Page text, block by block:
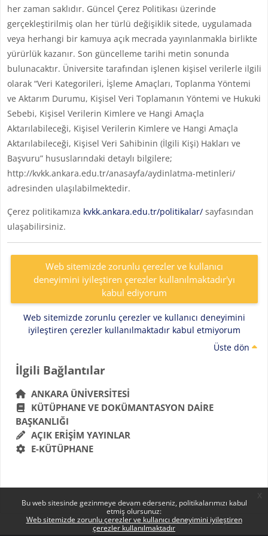
Bu web sitesinde gezinmeye devam ederseniz, politikalarımızı kabul
etmiş olursunuz:
Web sitemizde zorunlu çerezler ve kullanıcı deneyimini iyileştiren
çerezler kullanılmaktadır
her zaman saklıdır. Güncel Çerez Politikası üzerinde
gerçekleştirilmiş olan her türlü değişiklik sitede, uygulamada
veya herhangi bir kamuya açık mecrada yayınlanmakla birlikte
yürürlük kazanır. Son güncelleme tarihi metin sonunda
bulunacaktır. Üniversite tarafından işlenen kişisel verilerle ilgili
olarak “Veri Kategorileri, İşleme Amaçları, Toplanma Yöntemi
ve Aktarım Durumu, Kişisel Veri Toplamanın Yöntemi ve Hukuki
Sebebi, Kişisel Verilerin Kimlere ve Hangi Amaçla
Aktarılabileceği, Kişisel Verilerin Kimlere ve Hangi Amaçla
Aktarılabileceği, Kişisel Veri Sahibinin (İlgili Kişi) Hakları ve
Başvuru” hususlarındaki detaylı bilgilere;
http://kvkk.ankara.edu.tr/anasayfa/aydinlatma-metinleri/
adresinden ulaşılabilmektedir.
Çerez politikamıza kvkk.ankara.edu.tr/politikalar/sayfasından
ulaşabilirsiniz.
Web sitemizde zorunlu çerezler ve kullanıcı
deneyimini iyileştiren çerezler kullanılmaktadır'yı
kabul ediyorum
Web sitemizde zorunlu çerezler ve kullanıcı deneyimini
iyileştiren çerezler kullanılmaktadır kabul etmiyorum
Üste dön
Bloklar
İlgili Bağlantılar 'yı atla
İlgili Bağlantılar
ANKARA ÜNIVERSITESI
KÜTÜPHANE VE DOKÜMANTASYON DAIRE
BAŞKANLIĞI
AÇIK ERIŞIM YAYINLAR
E-KÜTÜPHANE